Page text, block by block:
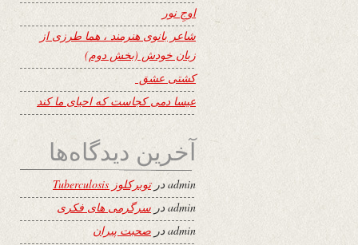
اوجِ نور
شاعر بانوی هنرمند ، هما طرزی از
زبان خودش (بخش دوم)
کشتی عشق
عیسا دمی کجاست که احیای ما کند
آخرین دیدگاه‌ها
adminدرتوبرکلوز Tuberculosis
admin در سرگرمی های فکری
admin در صحبت پیران